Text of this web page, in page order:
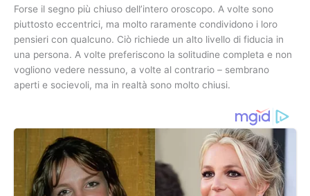
Forse il segno più chiuso dell’intero oroscopo. A volte sono
piuttosto eccentrici, ma molto raramente condividono i loro
pensieri con qualcuno. Ciò richiede un alto livello di fiducia in
una persona. A volte preferiscono la solitudine completa e non
vogliono vedere nessuno, a volte al contrario – sembrano
aperti e socievoli, ma in realtà sono molto chiusi.